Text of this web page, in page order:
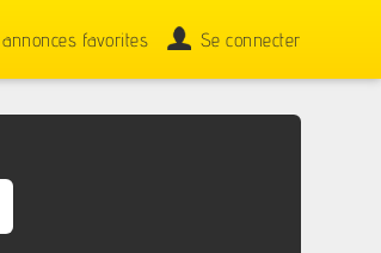
annonces favorites Se connecter